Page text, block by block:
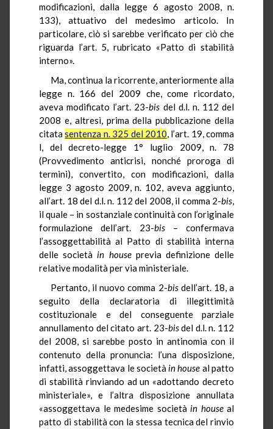
modificazioni, dalla legge 6 agosto 2008, n.
133), attuativo del medesimo articolo.
In
particolare, ciò si sarebbe verificato per ciò che
riguarda l’art. 5, rubricato «Pattodistabilità
interno».
Ma, continua la ricorrente, anteriormente alla
legge n. 166 del 2009 che, come ricordato,
aveva modificato l’art. 23-bis del d.l. n. 112 del
2008 e, altresì, prima della pubblicazione della
citatasentenza n. 325 del 2010, l’art. 19, comma
l, del decreto-legge 1° luglio 2009, n. 78
(Provvedimento anticrisi, nonché proroga di
termini), convertito, con modificazioni, dalla
legge 3 agosto 2009, n. 102, aveva aggiunto,
all’art. 18 del d.l. n. 112 del 2008, il comma 2-bis,
il quale – in sostanziale continuità con l’originale
formulazione dell’art. 23-bis– confermava
l’assoggettabilità al Patto di stabilità interna
delle societàin house previa definizione delle
relative modalità per via ministeriale.
Pertanto, il nuovo comma 2-bisdell’art. 18, a
seguito della declaratoria di illegittimità
costituzionale e del conseguente parziale
annullamento del citato art. 23-bisdel d.l. n. 112
del 2008, si sarebbe posto in antinomia con il
contenuto della pronuncia: l’una disposizione,
infatti, assoggettava le societàinhouse al patto
di stabilità rinviando ad un «adottando decreto
ministeriale», e l’altra disposizione annullata
«assoggettava le medesime società in house al
patto di stabilità con la stessa tecnica del rinvio